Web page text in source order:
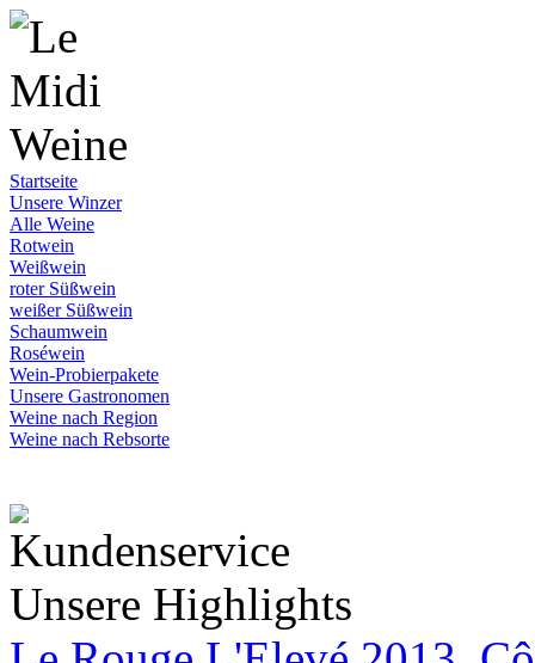
Startseite
Unsere Winzer
Alle Weine
Rotwein
Weißwein
roter Süßwein
weißer Süßwein
Schaumwein
Roséwein
Wein-Probierpakete
Unsere Gastronomen
Weine nach Region
Weine nach Rebsorte
Unsere Highlights